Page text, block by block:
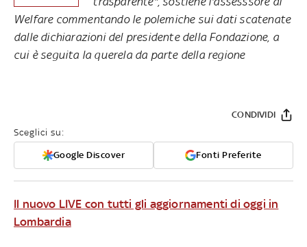
Welfare commentando le polemiche sui dati scatenate
dalle dichiarazioni del presidente della Fondazione, a
cui è seguita la querela da parte della regione
Sceglici su:
Google Discover Fonti Preferite
CONDIVIDI
Il nuovo LIVE con tutti gli aggiornamenti di oggi in
Lombardia